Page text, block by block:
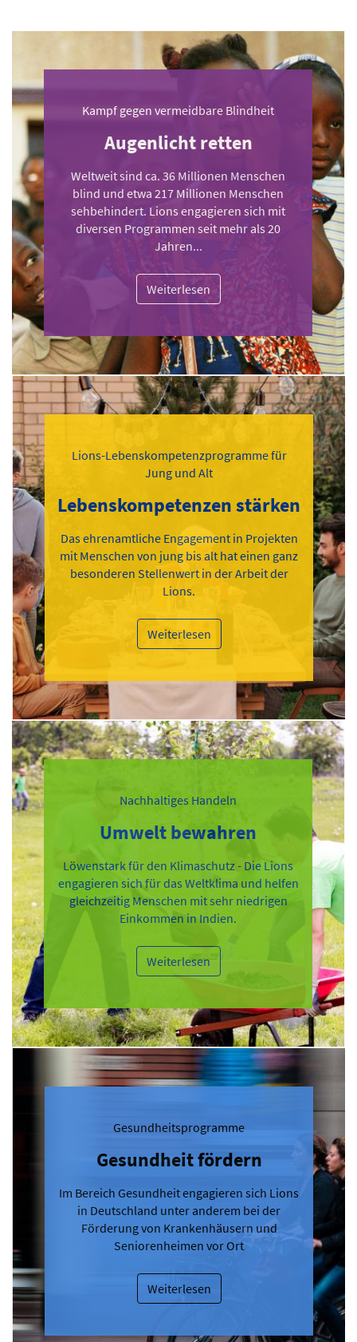
Kampf gegen vermeidbare Blindheit
Augenlicht retten
Weltweit sind ca. 36 Millionen Menschen
blind und etwa 217 Millionen Menschen
sehbehindert. Lions engagieren sich mit
diversen Programmen seit mehr als 20
Jahren...
Weiterlesen
Lions-Lebenskompetenzprogramme für
Jung und Alt
Lebenskompetenzen stärken
Das ehrenamtliche Engagement in Projekten
mit Menschen von jung bis alt hat einen ganz
besonderen Stellenwert in der Arbeit der
Lions.
Weiterlesen
Nachhaltiges Handeln
Umwelt bewahren
Löwenstark für den Klimaschutz - Die Lions
engagieren sich für das Weltklima und helfen
gleichzeitig Menschen mit sehr niedrigen
Einkommen in Indien.
Weiterlesen
Gesundheitsprogramme
Gesundheit fördern
Im Bereich Gesundheit engagieren sich Lions
in Deutschland unter anderem bei der
Förderung von Krankenhäusern und
Seniorenheimen vor Ort
Weiterlesen